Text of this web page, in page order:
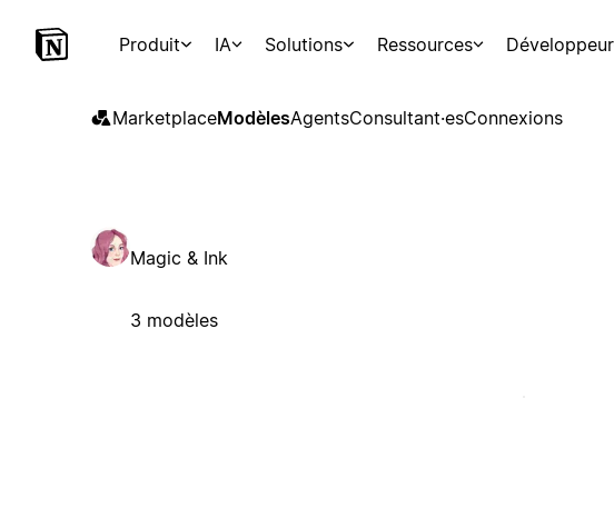
Produit IA Solutions Ressources
MarketplaceModèlesAgentsConsultant·esConnexions
Magic & Ink
3 modèles